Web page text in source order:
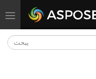
تبديل التنقل